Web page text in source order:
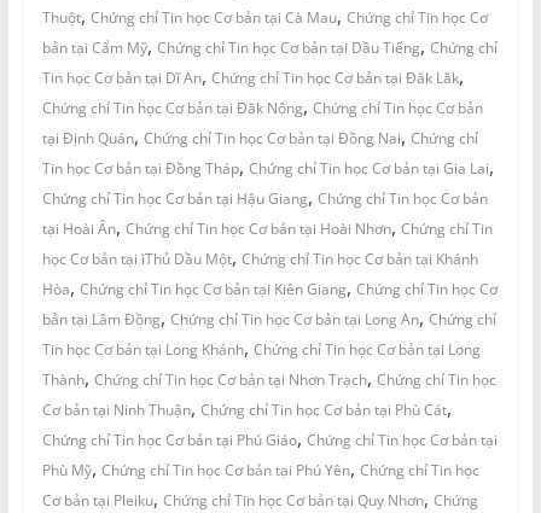
Thuột, Chứng chỉ Tin học Cơ bản tại Cà Mau, Chứng chỉ Tin học Cơ
bản tại Cẩm Mỹ, Chứng chỉ Tin học Cơ bản tại Dầu Tiếng, Chứng chỉ
Tin học Cơ bản tại Dĩ An, Chứng chỉ Tin học Cơ bản tại Đăk Lăk,
Chứng chỉ Tin học Cơ bản tại Đăk Nông, Chứng chỉ Tin học Cơ bản
tại Định Quán, Chứng chỉ Tin học Cơ bản tại Đồng Nai, Chứng chỉ
Tin học Cơ bản tại Đồng Tháp, Chứng chỉ Tin học Cơ bản tại Gia Lai,
Chứng chỉ Tin học Cơ bản tại Hậu Giang, Chứng chỉ Tin học Cơ bản
tại Hoài Ân, Chứng chỉ Tin học Cơ bản tại Hoài Nhơn, Chứng chỉ Tin
học Cơ bản tại ìThủ Dầu Một, Chứng chỉ Tin học Cơ bản tại Khánh
Hòa, Chứng chỉ Tin học Cơ bản tại Kiên Giang, Chứng chỉ Tin học Cơ
bản tại Lâm Đồng, Chứng chỉ Tin học Cơ bản tại Long An, Chứng chỉ
Tin học Cơ bản tại Long Khánh, Chứng chỉ Tin học Cơ bản tại Long
Thành, Chứng chỉ Tin học Cơ bản tại Nhơn Trạch, Chứng chỉ Tin học
Cơ bản tại Ninh Thuận, Chứng chỉ Tin học Cơ bản tại Phù Cát,
Chứng chỉ Tin học Cơ bản tại Phú Giáo, Chứng chỉ Tin học Cơ bản tại
Phù Mỹ, Chứng chỉ Tin học Cơ bản tại Phú Yên, Chứng chỉ Tin học
Cơ bản tại Pleiku, Chứng chỉ Tin học Cơ bản tại Quy Nhơn, Chứng